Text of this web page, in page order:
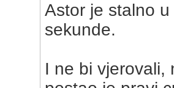
Astor je stalno
sekunde.
I ne bi vjerovali,